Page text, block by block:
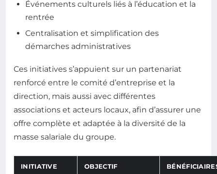
Événements culturels liés à l’éducation et la
rentrée
Centralisation et simplification des
démarches administratives
Ces initiatives s’appuient sur un partenariat
renforcé entre le comité d’entreprise et la
direction, mais aussi avec différentes
associations et acteurs locaux, afin d’assurer une
offre complète et adaptée à la diversité de la
masse salariale du groupe.
INITIATIVE OBJECTIF